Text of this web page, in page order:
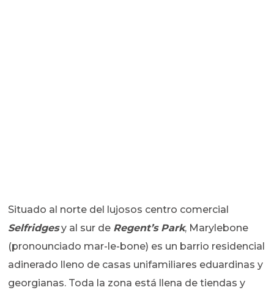
Situado al norte del lujosos centro comercial
Selfridgesy al sur de Regent’s Park, Marylebone
(pronounciado mar-le-bone) es un barrio residencial
adinerado lleno de casas unifamiliares eduardinas y
georgianas. Toda la zona está llena de tiendas y